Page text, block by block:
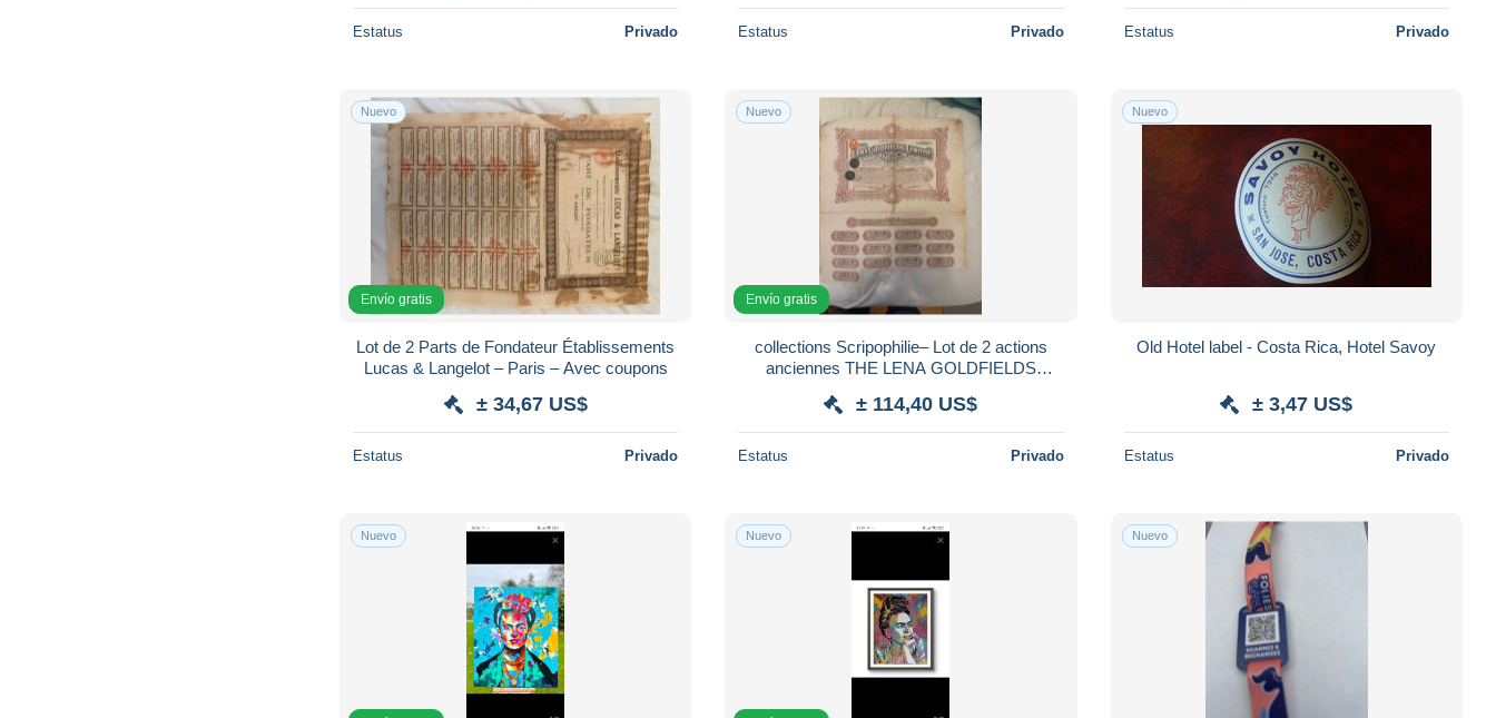
Estatus Privado Estatus Privado Estatus Privado
Nuevo
Envío gratis
Lot de 2 Parts de Fondateur Établissements
Lucas & Langelot – Paris – Avec coupons
± 34,67 US$
Estatus Privado
Nuevo
Envío gratis
collections Scripophilie– Lot de 2 actions
anciennes THE LENA GOLDFIELDS
± 114,40 US$
Estatus Privado
Nuevo
Old Hotel label - Costa Rica, Hotel Savoy
± 3,47 US$
Estatus Privado
Nuevo Nuevo Nuevo